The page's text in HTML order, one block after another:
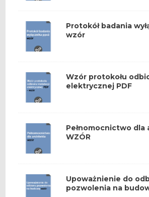
Protokół badania
wzór
Wzór protokołu
elektrycznej PDF
Pełnomocnictwo
WZÓR
Upoważnienie do
pozwolenia na